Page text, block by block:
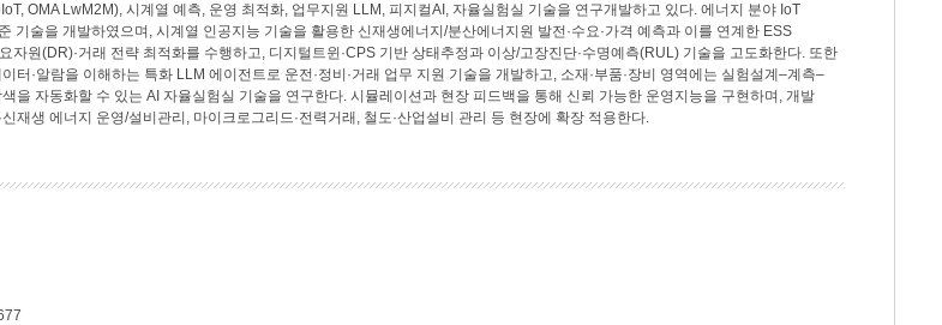
OMA LwM2M), 시계열 예측, 운영 최적화, 업무지원 LLM, 피지컬AI, 자율실험실 기술을 연구개발하고 있다. 에너지 분야 IoT
기술을 개발하였으며, 시계열 인공지능 기술을 활용한 신재생에너지/분산에너지원 발전·수요·가격 예측과 이를 연계한 ESS
자원(DR)·거래 전략 최적화를 수행하고, 디지털트윈·CPS 기반 상태추정과 이상/고장진단·수명예측(RUL) 기술을 고도화한다. 또한
이터·알람을 이해하는 특화 LLM 에이전트로 운전·정비·거래 업무 지원 기술을 개발하고, 소재·부품·장비 영역에는 실험설계–계측–
을 자동화할 수 있는 AI 자율실험실 기술을 연구한다. 시뮬레이션과 현장 피드백을 통해 신뢰 가능한 운영지능을 구현하며, 개발
신재생 에너지 운영/설비관리, 마이크로그리드·전력거래, 철도·산업설비 관리 등 현장에 확장 적용한다.